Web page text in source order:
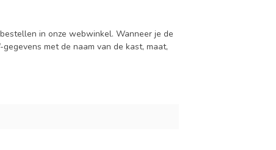
in onze webwinkel. Wanneer je de
met de naam van de kast, maat,